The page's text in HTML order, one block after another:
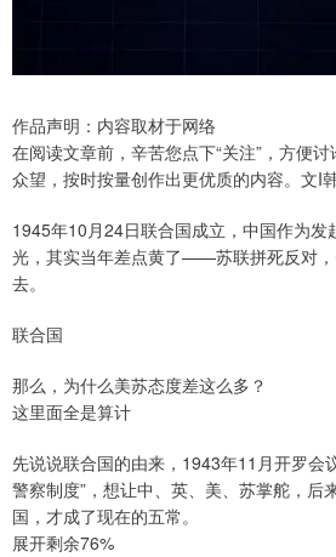
作品声明：内容取材于网络
在阅读文章前，辛苦您点下“关注”，方便
众望，按时按量创作出更优质的内容。文I
1945年10月24日联合国成立，中国作为发
光，其实当年差点黄了——苏联拼死反对，
去。
联合国
那么，为什么美苏态度差这么多？
这里面全是算计
先说说联合国的由来，1943年11月开罗会
警察制度”，想让中、英、美、苏掌舵，后
国，才成了现在的五常。
展开剩余76%